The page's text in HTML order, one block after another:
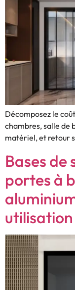
Décomposez le
chambres, salle de
matériel, et retour
Bases de
portes à